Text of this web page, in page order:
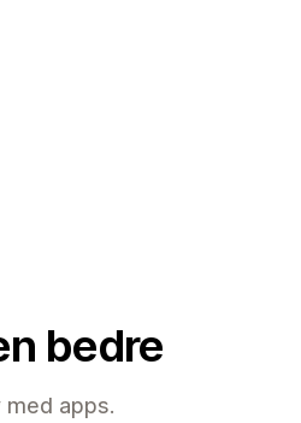
bedre
apps.